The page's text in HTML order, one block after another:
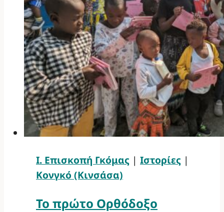
Ι. Επισκοπή Γκόμας | Ιστορίες |
Κονγκό (Κινσάσα)
Το πρώτο Ορθόδοξο